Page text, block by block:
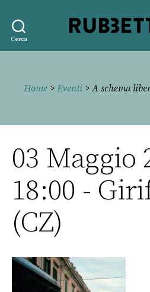
Cerca
Home > Eventi > A schema
03 Maggio
18:00 -
(CZ)